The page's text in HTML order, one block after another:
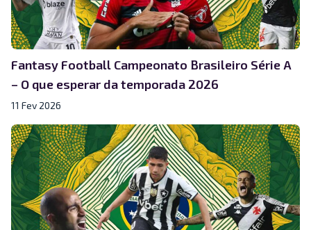
Fantasy Football Campeonato Brasileiro Série A
– O que esperar da temporada 2026
11 Fev 2026